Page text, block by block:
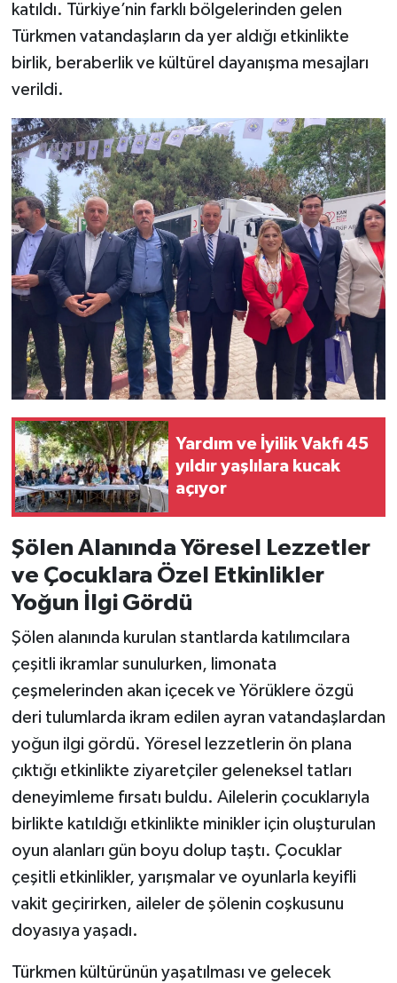
katıldı. Türkiye’nin farklı bölgelerinden gelen
Türkmen vatandaşların da yer aldığı etkinlikte
birlik, beraberlik ve kültürel dayanışma mesajları
verildi.
Yardım ve İyilik Vakfı 45
yıldır yaşlılara kucak
açıyor
Şölen Alanında Yöresel Lezzetler
ve Çocuklara Özel Etkinlikler
Yoğun İlgi Gördü
Şölen alanında kurulan stantlarda katılımcılara
çeşitli ikramlar sunulurken, limonata
çeşmelerinden akan içecek ve Yörüklere özgü
deri tulumlarda ikram edilen ayran vatandaşlardan
yoğun ilgi gördü. Yöresel lezzetlerin ön plana
çıktığı etkinlikte ziyaretçiler geleneksel tatları
deneyimleme fırsatı buldu. Ailelerin çocuklarıyla
birlikte katıldığı etkinlikte minikler için oluşturulan
oyun alanları gün boyu dolup taştı. Çocuklar
çeşitli etkinlikler, yarışmalar ve oyunlarla keyifli
vakit geçirirken, aileler de şölenin coşkusunu
doyasıya yaşadı.
Türkmen kültürünün yaşatılması ve gelecek